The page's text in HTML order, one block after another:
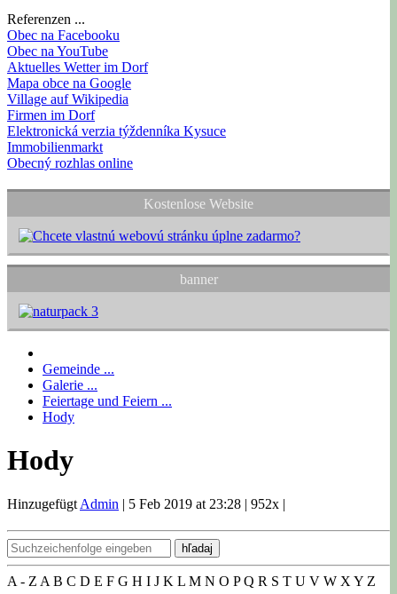
Referenzen ...
Obec na Facebooku
Obec na YouTube
Aktuelles Wetter im Dorf
Mapa obce na Google
Village auf Wikipedia
Firmen im Dorf
Elektronická verzia týždenníka Kysuce
Immobilienmarkt
Obecný rozhlas online
Kostenlose Website
banner
Gemeinde ...
Galerie ...
Feiertage und Feiern ...
Hody
Hody
Hinzugefügt Admin | 5 Feb 2019 at 23:28 | 952x |
hľadaj
A - Z A B C D E F G H I J K L M N O PQ R S T U V W X Y Z